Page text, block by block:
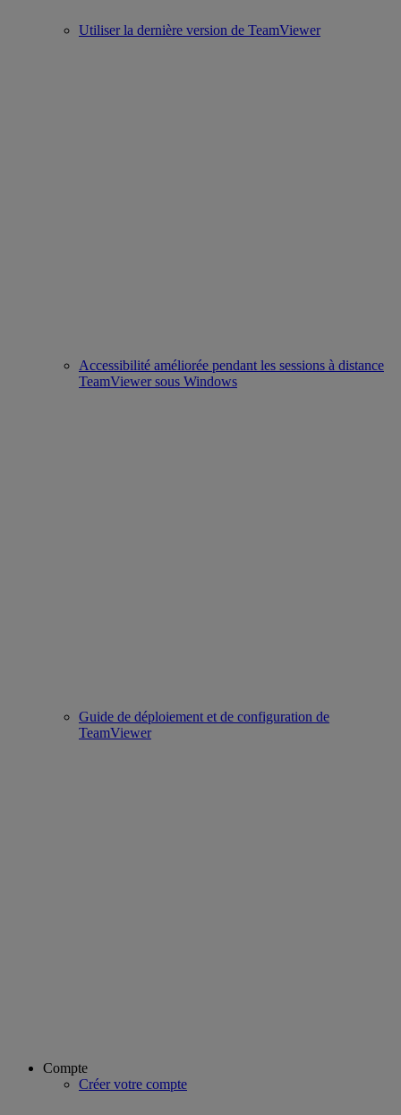
Utiliser la dernière version de TeamViewer
Accessibilité améliorée pendant les sessions à distance
TeamViewer sous Windows
Guide de déploiement et de configuration de
TeamViewer
Compte
Créer votre compte